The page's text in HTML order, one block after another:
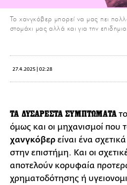
Το χανγκόβερ μπορεί να μας πει
στομάχι μας αλλά και για την
27.4.2025 | 02:28
TA ΔΥΣΑΡΕΣΤΑ ΣΥΜΠΤΩΜΑΤΑ
όμως και οι μηχανισμοί που
χανγκόβερ είναι ένα
στην επιστήμη. Και οι
αποτελούν κορυφαία
χρηματοδότησης ή